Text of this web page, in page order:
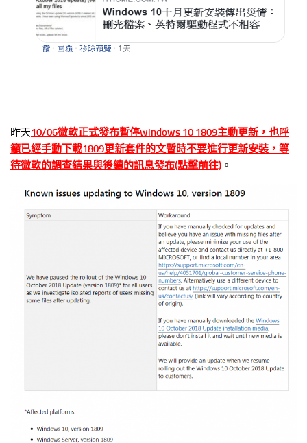
昨天10/06微軟正式發布暫停windows 10 1809主動更新，也呼
籲已經手動下載1809更新套件的文暫時不要進行更新安裝，等
待微軟的調查結果與後續的訊息發布(點擊前往) 。